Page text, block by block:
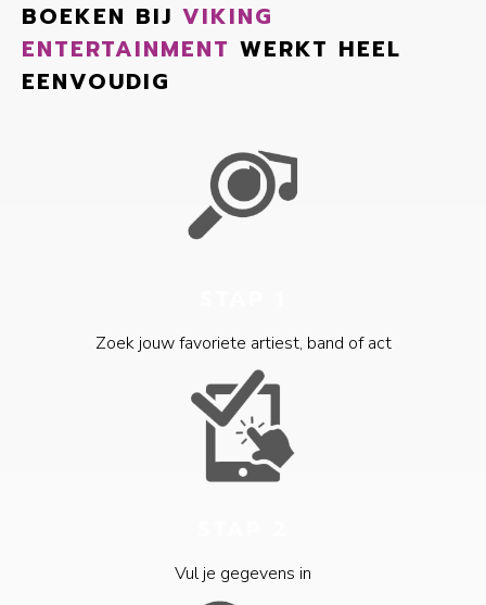
BOEKEN BIJ VIKING
ENTERTAINMENT WERKT HEEL
EENVOUDIG
Zoek jouw favoriete artiest, band of act
Vul je gegevens in